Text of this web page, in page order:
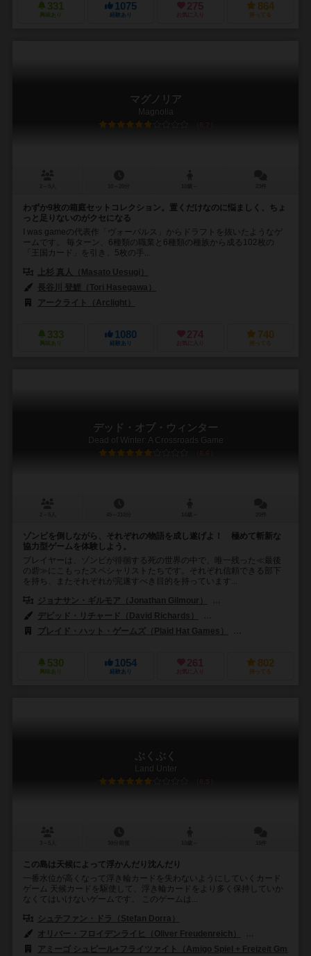
331
興味あり
1075
経験あり
275
お気に入り
864
持ってる
マグノリア
Magnolia
6.7
わずか9枚の箱庭セットコレクション。置くだけなのに悩ましく、ちょ
っと足りないのがクセになる
I was gameの代表作「ヴォーパルス」からドラフトを抜いたようなゲ
ームです。 毎ターン、6種類の職業と6種類の種族から成る102枚の
「王国カード」を引き、5枚の手...
上杉 真人（Masato Uesugi）
長谷川 登鯉（Tori Hasegawa）
アークライト（Arclight）
333
興味あり
1080
経験あり
274
お気に入り
740
持ってる
デッド・オブ・ウィンター
Dead of Winter: A Crossroads Game
6.6
ゾンビを倒しながら、それぞれの物語を成し遂げよ！ 極めて斬新な
協力型ゲームを体験しよう。
プレイヤーは、ゾンビが徘徊する死の世界の中で、唯一残った≪最後
の砦≫にこもったスペシャリストたちです。それぞれ信頼できる部下
を持ち、またそれぞれが完遂すべき目的を持っています...
ジョナサン・ギルモア（Jonathan Gilmour）
デビッド・リチャード（David Richards）
プレイド・ハット・ゲームズ（Plaid Hat Games）
530
興味あり
1054
経験あり
261
お気に入り
802
持ってる
ぶくぶく
Land Unter
6.5
この島は天候によって浮かんだり沈んだり
一番水位が高くなって浮き輪カードを失わないようにしていくカード
ゲーム 天候カードを駆使して、浮き輪カードをより多く保持していか
なくてはいけないゲームです。 このゲームは...
シュテファン・ドラ（Stefan Dorra）
オリバー・フロイデンライヒ（Oliver Freudenreich）
アミーゴ シュピール+フライツァイト（Amigo Spiel + Freizeit GmbH）